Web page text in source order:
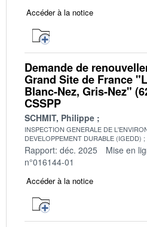
Accéder à la notice
Demande de
Grand Site de France
Blanc-Nez, Gris-Nez"
CSSPP
SCHMIT, Philippe
INSPECTION GENERALE DE
DEVELOPPEMENT DURABLE (IGEDD)
Rapport: déc. 2025 Mise en
n°016144-01
Accéder à la notice